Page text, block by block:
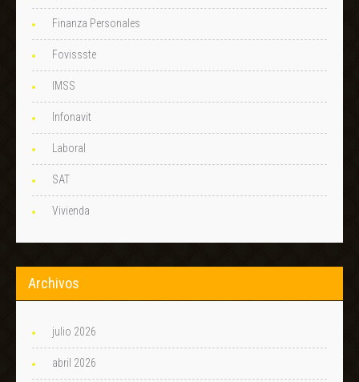
Finanza Personales
Fovissste
IMSS
Infonavit
Laboral
SAT
Vivienda
Archivos
julio 2026
abril 2026